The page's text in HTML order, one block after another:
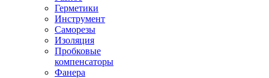
Герметики
Инструмент
Саморезы
Изоляция
Пробковые
компенсаторы
Фанера